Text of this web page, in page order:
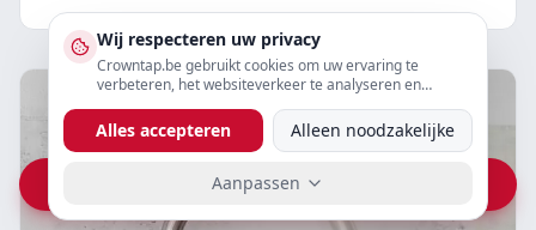
Vraag prijs op WhatsApp
Wij respecteren uw privacy
Crowntap.be gebruikt cookies om uw ervaring te
verbeteren, het websiteverkeer te analyseren en
voorkeuren hieronder aanpassen.
Alles accepteren Alleen noodzakelijke
Aanpassen